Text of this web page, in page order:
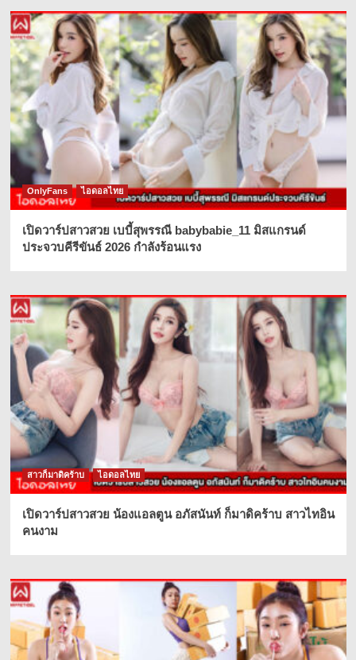
OnlyFans ไอดอลไทย
เปิดวาร์ปสาวสวย เบบี้สุพรรณี babybabie_11 มิสแกรนด์
ประจวบคีรีขันธ์ 2026 กำลังร้อนแรง
สาวก็มาดิคร้าบ ไอดอลไทย
เปิดวาร์ปสาวสวย น้องแอลตูน อภัสนันท์ ก็มาดิคร้าบ สาวไทอิน
คนงาม